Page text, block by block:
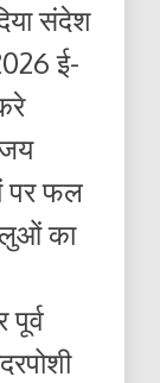
संदेश
ई-
पर फल
का